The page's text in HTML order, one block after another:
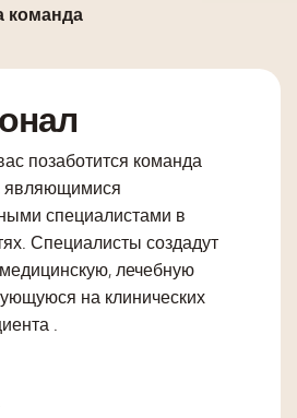
команда
позаботится команда
являющимися
специалистами в
Специалисты создадут
лечебную
на клинических
.